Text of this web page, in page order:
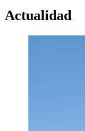
Actualidad